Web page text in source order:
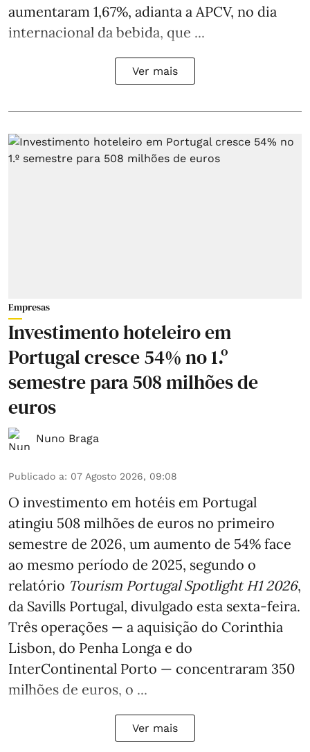
aumentaram 1,67%, adianta a APCV, no dia
internacional da bebida, que ...
Ver mais
Empresas
Investimento hoteleiro em
Portugal cresce 54% no 1.º
semestre para 508 milhões de
euros
Nuno Braga
Publicado a: 07 Agosto 2026, 09:08
O investimento em hotéis em Portugal
atingiu 508 milhões de euros no primeiro
semestre de 2026, um aumento de 54% face
ao mesmo período de 2025, segundo o
relatório Tourism Portugal Spotlight H1 2026,
da Savills Portugal, divulgado esta sexta-feira.
Três operações — a aquisição do Corinthia
Lisbon, do Penha Longa e do
InterContinental Porto — concentraram 350
milhões de euros, o ...
Ver mais